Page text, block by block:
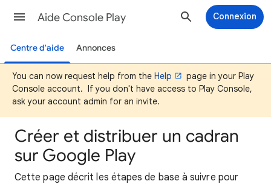
Aide Console Play Connexion
Centre d'aide Annonces
You can now request help from the Help
page in your Play
Console account. If you don't have access to Play Console,
ask your account admin for an invite.
Créer et distribuer un cadran
sur Google Play
Cette page décrit les étapes de base à suivre pour